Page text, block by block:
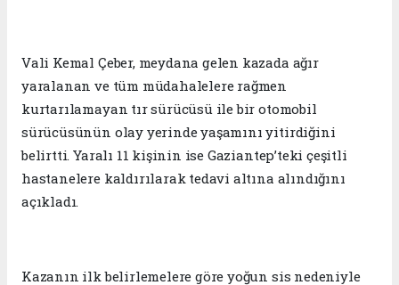
Vali Kemal Çeber, meydana gelen kazada ağır
yaralanan ve tüm müdahalelere rağmen
kurtarılamayan tır sürücüsü ile bir otomobil
sürücüsünün olay yerinde yaşamını yitirdiğini
belirtti. Yaralı 11 kişinin ise Gaziantep’teki çeşitli
hastanelere kaldırılarak tedavi altına alındığını
açıkladı.
Kazanın ilk belirlemelere göre yoğun sis nedeniyle